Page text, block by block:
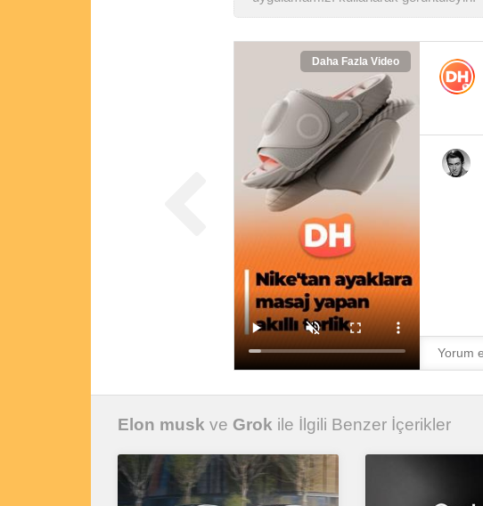
Daha Fazla Video
Elon musk ve Grok ile İlgili Benzer İçerikler